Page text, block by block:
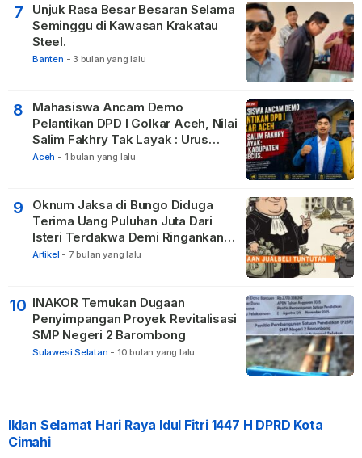
7
Unjuk Rasa Besar Besaran Selama
Seminggu di Kawasan Krakatau
Steel.
Banten - 3 bulan yang lalu
8
Mahasiswa Ancam Demo
Pelantikan DPD I Golkar Aceh, Nilai
Salim Fakhry Tak Layak : Urus
Kabupaten Tak Becus.
Aceh - 1 bulan yang lalu
9
Oknum Jaksa di Bungo Diduga
Terima Uang Puluhan Juta Dari
Isteri Terdakwa Demi Ringankan
Hukuman
Artikel - 7 bulan yang lalu
10 INAKOR Temukan Dugaan
Penyimpangan Proyek Revitalisasi
SMP Negeri 2 Barombong
Sulawesi Selatan - 10 bulan yang lalu
Iklan Selamat Hari Raya Idul Fitri 1447 H DPRD Kota
Cimahi